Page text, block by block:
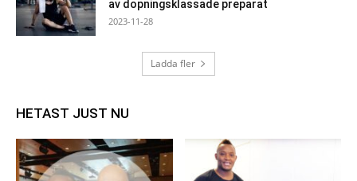
av dopningsklassade preparat
2023-11-28
Ladda fler
HETAST JUST NU